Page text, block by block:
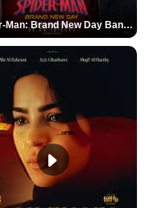
Spider-Man: Brand New Day Bande-annonce VO STFR